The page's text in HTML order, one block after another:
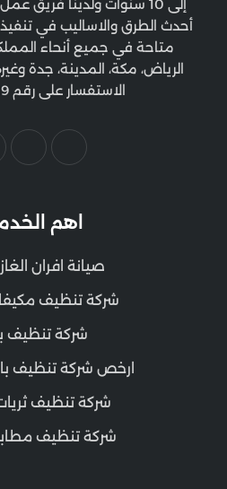
إلى 10 سنوات ولدينا
أحدث الطرق والاساليب في
متاحة في جميع أنحاء
الرياض، مكة، المدينة، جدة
الاستفسار على رقم 0554016419.
اهم
صيانة افران
شركة تنظيف
شركة تنظيف
ارخص شركة تنظيف
شركة تنظيف
شركة تنظيف